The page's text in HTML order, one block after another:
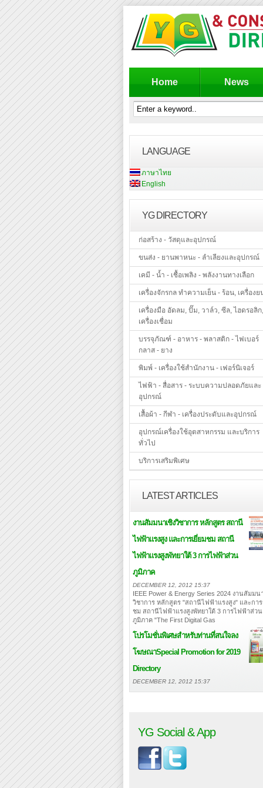
Home News
LANGUAGE
ภาษาไทย
English
YG DIRECTORY
ก่อสร้าง - วัสดุและอุปกรณ์
ขนส่ง - ยานพาหนะ - ลำเลียงและอุปกรณ์
เคมี - น้ำ - เชื้อเพลิง - พลังงานทางเลือก
เครื่องจักรกล ทำความเย็น - ร้อน, เครื่องย
เครื่องมือ อัดลม, ปั๊ม, วาล์ว, ซีล, ไฮดรอลิก,
เครื่องเชื่อม
บรรจุภัณฑ์ - อาหาร - พลาสติก - ไฟเบอร์
กลาส - ยาง
พิมพ์ - เครื่องใช้สำนักงาน - เฟอร์นิเจอร์
ไฟฟ้า - สื่อสาร - ระบบความปลอดภัยและ
อุปกรณ์
เสื้อผ้า - กีฬา - เครื่องประดับและอุปกรณ์
อุปกรณ์เครื่องใช้อุตสาหกรรม และบริการ
ทั่วไป
บริการเสริมพิเศษ
LATEST ARTICLES
งานสัมมนาเชิงวิชาการ หลักสูตร สถานี
ไฟฟ้าแรงสูง และการเยี่ยมชม สถานี
ไฟฟ้าแรงสูงพัทยาใต้ 3 การไฟฟ้าส่วน
ภูมิภาค
DECEMBER 12, 2012 15:37
IEEE Power & Energy Series 2024 งานสัมมน
วิชาการ หลักสูตร "สถานีไฟฟ้าแรงสูง" และการ
ชม สถานีไฟฟ้าแรงสูงพัทยาใต้ 3 การไฟฟ้าส่วน
ภูมิภาค "The First Digital Gas
โปรโมชั่นพิเศษสำหรับท่านที่สนใจลง
โฆษณาSpecial Promotion for 2019
Directory
DECEMBER 12, 2012 15:37
YG Social & App